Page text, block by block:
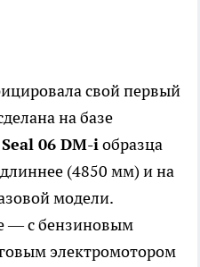
свой первый
на базе
06 DM-iобразца
(4850 мм) и на
модели.
— с бензиновым
электромотором